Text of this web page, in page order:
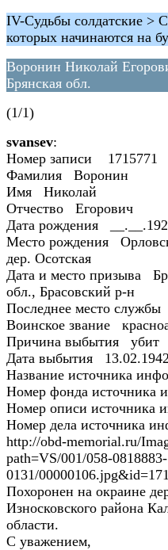
IV-Судьбы солдатские >
которых начинаются на
Воронин Николай
Брянская обл.
(1/1)
svansev:
Номер записи 1715771
Фамилия Воронин
Имя Николай
Отчество Егорович
Дата рождения
Место рождения
дер. Осотская
Дата и место призыва
обл., Брасовский р-н
Последнее место
Воинское звание
Причина выбытия убит
Дата выбытия 13.02.1942
Название источника
Номер фонда источника
Номер описи источника
Номер дела источника
http://obd-memorial.ru/
path=VS/001/058-0818883-
0131/
Похоронен на окраине
Износковского района
области.
С уважением,